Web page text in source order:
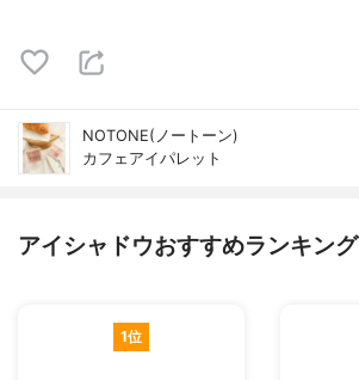
NOTONE(ノートーン)
カフェアイパレット
アイシャドウおすすめランキング
1位